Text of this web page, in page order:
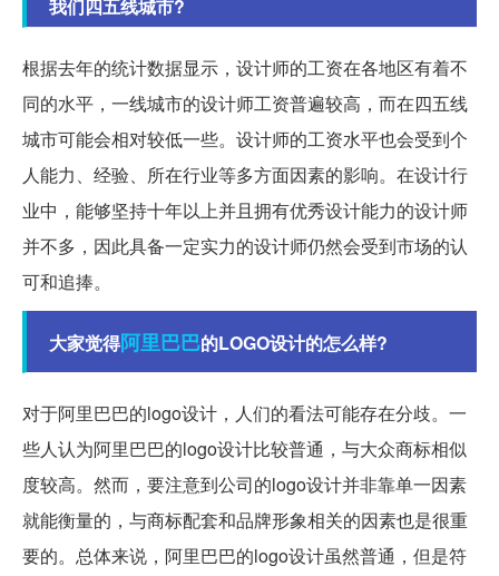
我们四五线城市?
根据去年的统计数据显示，设计师的工资在各地区有着不
同的水平，一线城市的设计师工资普遍较高，而在四五线
城市可能会相对较低一些。设计师的工资水平也会受到个
人能力、经验、所在行业等多方面因素的影响。在设计行
业中，能够坚持十年以上并且拥有优秀设计能力的设计师
并不多，因此具备一定实力的设计师仍然会受到市场的认
可和追捧。
大家觉得阿里巴巴的LOGO设计的怎么样?
对于阿里巴巴的logo设计，人们的看法可能存在分歧。一
些人认为阿里巴巴的logo设计比较普通，与大众商标相似
度较高。然而，要注意到公司的logo设计并非靠单一因素
就能衡量的，与商标配套和品牌形象相关的因素也是很重
要的。总体来说，阿里巴巴的logo设计虽然普通，但是符